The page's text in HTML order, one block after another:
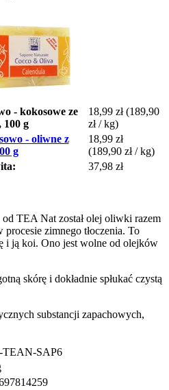
- kokosowe ze
100 g
18,99 zł (189,90
zł / kg)
- oliwne z
g
18,99 zł
(189,90 zł / kg)
37,98 zł
TEA Nat został olej oliwki razem
zimnego tłoczenia. To
i ją koi. Ono jest wolne od olejków
skórę i dokładnie spłukać czystą
substancji zapachowych,
TEAN-SAP6